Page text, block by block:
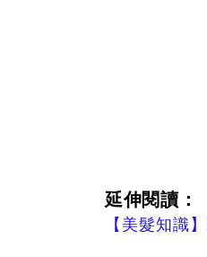
延伸閱讀：
【美髮知識